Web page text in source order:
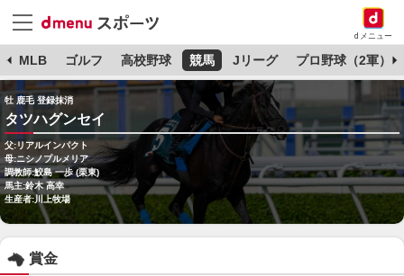
dメニュー
MLB ゴルフ 高校野球 競馬 Jリーグ プロ野球（2軍）
牡 鹿毛 登録抹消
タツハグンセイ
父:リアルインパクト
母:ニシノプルメリア
調教師:鮫島 一歩 (栗東)
馬主:鈴木 高幸
生産者:川上牧場
賞金